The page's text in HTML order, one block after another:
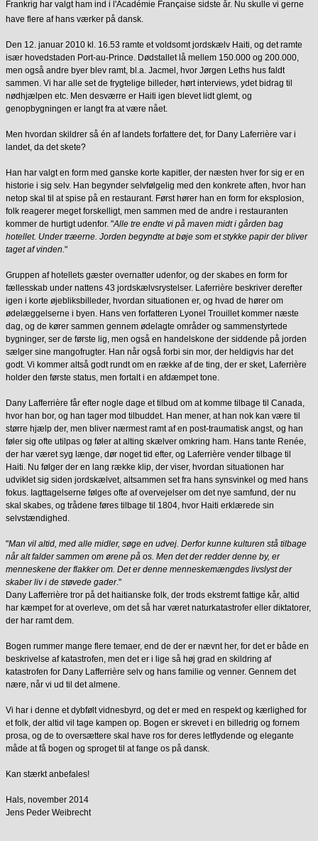
Frankrig har valgt ham ind i l'Académie Française sidste år. Nu skulle vi gerne
have flere af hans værker på dansk.
Den 12. januar 2010 kl. 16.53 ramte et voldsomt jordskælv Haiti, og det ramte
især hovedstaden Port-au-Prince. Dødstallet lå mellem 150.000 og 200.000,
men også andre byer blev ramt, bl.a. Jacmel, hvor Jørgen Leths hus faldt
sammen. Vi har alle set de frygtelige billeder, hørt interviews, ydet bidrag til
nødhjælpen etc. Men desværre er Haiti igen blevet lidt glemt, og
genopbygningen er langt fra at være nået.
Men hvordan skildrer så én af landets forfattere det, for Dany Laferrière var i
landet, da det skete?
Han har valgt en form med ganske korte kapitler, der næsten hver for sig er en
historie i sig selv. Han begynder selvfølgelig med den konkrete aften, hvor han
netop skal til at spise på en restaurant. Først hører han en form for eksplosion,
folk reagerer meget forskelligt, men sammen med de andre i restauranten
kommer de hurtigt udenfor. "Alle tre endte vi på maven midt i gården bag
hotellet. Under træerne. Jorden begyndte at bøje som et stykke papir der bliver
taget af vinden."
Gruppen af hotellets gæster overnatter udenfor, og der skabes en form for
fællesskab under nattens 43 jordskælvsrystelser. Laferrière beskriver derefter
igen i korte øjebliksbilleder, hvordan situationen er, og hvad de hører om
ødelæggelserne i byen. Hans ven forfatteren Lyonel Trouillet kommer næste
dag, og de kører sammen gennem ødelagte områder og sammenstyrtede
bygninger, ser de første lig, men også en handelskone der siddende på jorden
sælger sine mangofrugter. Han når også forbi sin mor, der heldigvis har det
godt. Vi kommer altså godt rundt om en række af de ting, der er sket, Laferrière
holder den første status, men fortalt i en afdæmpet tone.
Dany Lafferrière får efter nogle dage et tilbud om at komme tilbage til Canada,
hvor han bor, og han tager mod tilbuddet. Han mener, at han nok kan være til
større hjælp der, men bliver nærmest ramt af en post-traumatisk angst, og han
føler sig ofte utilpas og føler at alting skælver omkring ham. Hans tante Renée,
der har været syg længe, dør noget tid efter, og Laferrière vender tilbage til
Haiti. Nu følger der en lang række klip, der viser, hvordan situationen har
udviklet sig siden jordskælvet, altsammen set fra hans synsvinkel og med hans
fokus. Iagttagelserne følges ofte af overvejelser om det nye samfund, der nu
skal skabes, og trådene føres tilbage til 1804, hvor Haiti erklærede sin
selvstændighed.
"Man vil altid, med alle midler, søge en udvej. Derfor kunne kulturen stå tilbage
når alt falder sammen om ørene på os. Men det der redder denne by, er
menneskene der flakker om. Det er denne menneskemængdes livslyst der
skaber liv i de støvede gader."
Dany Lafferrière tror på det haitianske folk, der trods ekstremt fattige kår, altid
har kæmpet for at overleve, om det så har været naturkatastrofer eller diktatorer,
der har ramt dem.
Bogen rummer mange flere temaer, end de der er nævnt her, for det er både en
beskrivelse af katastrofen, men det er i lige så høj grad en skildring af
katastrofen for Dany Lafferrière selv og hans familie og venner. Gennem det
nære, når vi ud til det almene.
Vi har i denne et dybfølt vidnesbyrd, og det er med en respekt og kærlighed for
et folk, der altid vil tage kampen op. Bogen er skrevet i en billedrig og fornem
prosa, og de to oversættere skal have ros for deres letflydende og elegante
måde at få bogen og sproget til at fange os på dansk.
Kan stærkt anbefales!
Hals, november 2014
Jens Peder Weibrecht